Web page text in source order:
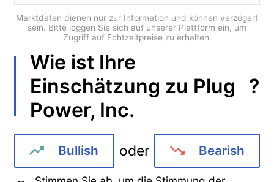
Bahasa Indonesia
Bahasa Melayu
Marktdaten dienen nur zur Information und können verzögert
sein. Bitte loggen Sie sich auf unserer Plattform ein, um
Zugriff auf Echtzeitpreise zu erhalten.
Wie ist Ihre
Einschätzung zu Plug
Power, Inc.
?
Bullish oder Bearish